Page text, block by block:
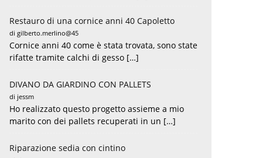
Restauro di una cornice anni 40 Capoletto
di gilberto.merlino@45
Cornice anni 40 come è stata trovata, sono state
rifatte tramite calchi di gesso […]
DIVANO DA GIARDINO CON PALLETS
di jessm
Ho realizzato questo progetto assieme a mio
marito con dei pallets recuperati in un […]
Riparazione sedia con cintino